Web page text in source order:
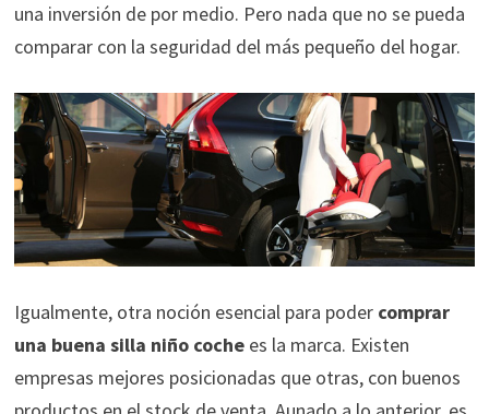
una inversión de por medio. Pero nada que no se pueda
comparar con la seguridad del más pequeño del hogar.
Igualmente, otra noción esencial para poder comprar
una buena silla niño cochees la marca. Existen
empresas mejores posicionadas que otras, con buenos